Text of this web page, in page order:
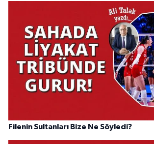
Filenin Sultanları Bize Ne Söyledi?